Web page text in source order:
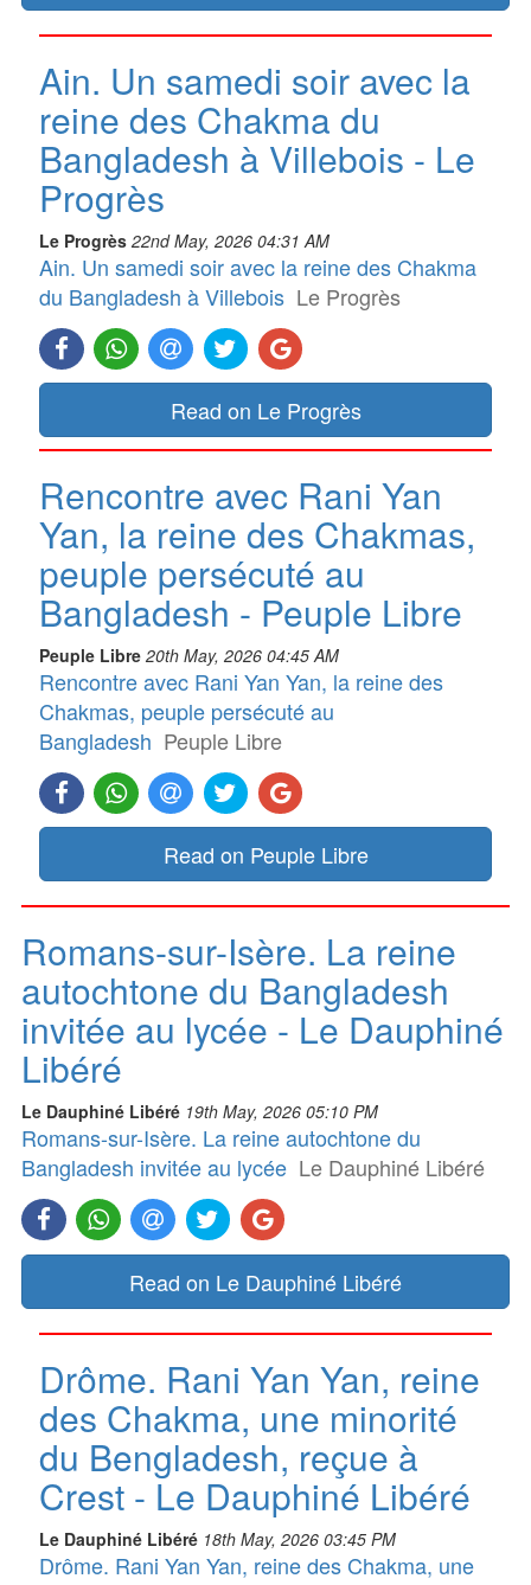
Ain. Un samedi soir avec la
reine des Chakma du
Bangladesh à Villebois - Le
Progrès
Le Progrès 22nd May, 2026 04:31 AM
Ain. Un samedi soir avec la reine des Chakma
du Bangladesh à Villebois Le Progrès
Read on Le Progrès
Rencontre avec Rani Yan
Yan, la reine des Chakmas,
peuple persécuté au
Bangladesh - Peuple Libre
Peuple Libre 20th May, 2026 04:45 AM
Rencontre avec Rani Yan Yan, la reine des
Chakmas, peuple persécuté au
Bangladesh Peuple Libre
Read on Peuple Libre
Romans-sur-Isère. La reine
autochtone du Bangladesh
invitée au lycée - Le Dauphiné
Libéré
Le Dauphiné Libéré 19th May, 2026 05:10 PM
Romans-sur-Isère. La reine autochtone du
Bangladesh invitée au lycée Le Dauphiné Libéré
Read on Le Dauphiné Libéré
Drôme. Rani Yan Yan, reine
des Chakma, une minorité
du Bengladesh, reçue à
Crest - Le Dauphiné Libéré
Le Dauphiné Libéré 18th May, 2026 03:45 PM
Drôme. Rani Yan Yan, reine des Chakma, une